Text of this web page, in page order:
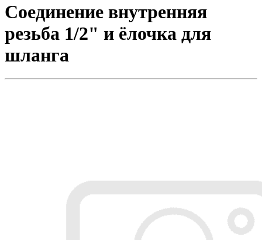
Соединение внутренняя
резьба 1/2" и ёлочка для
шланга